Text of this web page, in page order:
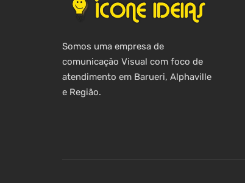
Somos uma empresa de
comunicação Visual com foco de
atendimento em Barueri, Alphaville
e Região.